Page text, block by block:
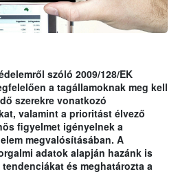
szóló 2009/128/EK
a tagállamoknak meg kell
szerekre vonatkozó
valamint a prioritást élvező
figyelmet igényelnek a
megvalósításában. A
adatok alapján hazánk is
és meghatározta a